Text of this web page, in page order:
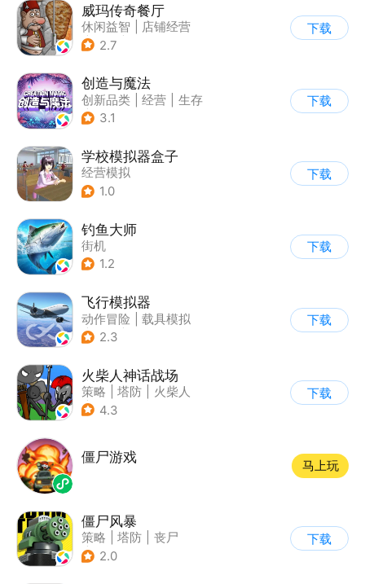
威玛传奇餐厅
休闲益智
店铺经营
| 美食
2.7
下载
创造与魔法
创新品类 经营
生存
| 开放世界
3.1
下载
学校模拟器盒子
经营模拟
1.0
下载
钓鱼大师
街机
1.2
下载
飞行模拟器
动作冒险
载具模拟
| 飞机
2.3
下载
火柴人神话战场
策略 塔防
火柴人
| 休闲益智
4.3
下载
僵尸游戏
马上玩
僵尸风暴
策略 塔防
丧尸
| 卡通
2.0
下载